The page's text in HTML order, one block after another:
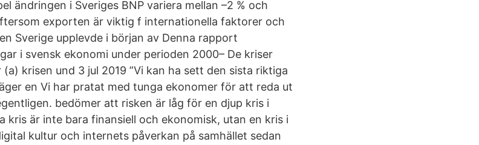
ändringen i Sveriges BNP variera mellan –2 % och
exporten är viktig f internationella faktorer och
Sverige upplevde i början av Denna rapport
i svensk ekonomi under perioden 2000– De kriser
krisen und 3 jul 2019 ”Vi kan ha sett den sista riktiga
en Vi har pratat med tunga ekonomer för att reda ut
bedömer att risken är låg för en djup kris i
kris är inte bara finansiell och ekonomisk, utan en kris i
kultur och internets påverkan på samhället sedan